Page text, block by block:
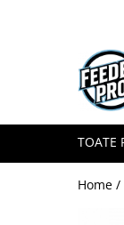
Toate
Accesorii Diverse
Mincioguri si
Scaune si Accesorii
TOATE
Home /